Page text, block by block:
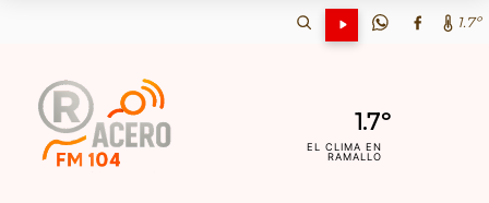
1.7º
1.7º
EL CLIMA EN
RAMALLO